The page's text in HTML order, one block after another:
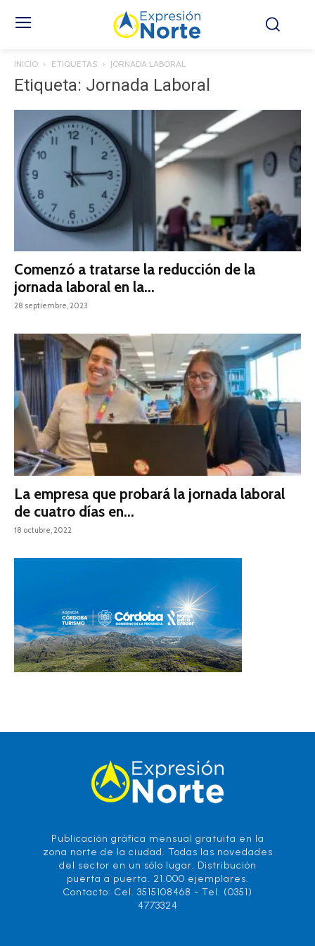
INICIO ETIQUETAS JORNADA LABORAL
Etiqueta: Jornada Laboral
Comenzó a tratarse la reducción de la
jornada laboral en la...
28 septiembre, 2023
La empresa que probará la jornada laboral
de cuatro días en...
18 octubre, 2022
Publicación gráfica mensual gratuita en la
zona norte de la ciudad. Todas las novedades
del sector en un sólo lugar. Distribución
puerta a puerta. 21.000 ejemplares.
Contacto: Cel. 3515108468 - Tel. (0351)
4773324